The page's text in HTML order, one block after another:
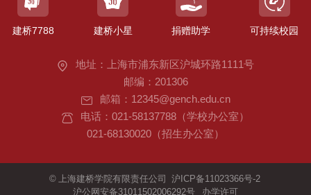
地址：上海市浦东新区沪城环路1111号
邮编：201306
邮箱：12345@gench.edu.cn
电话：021-58137788（学校办公室）
021-68130020（招生办公室）
建桥7788 建桥小星 捐赠助学 可持续校园
© 上海建桥学院有限责任公司
沪ICP备11023366号-2
沪公网安备31011502006292号
办学许可